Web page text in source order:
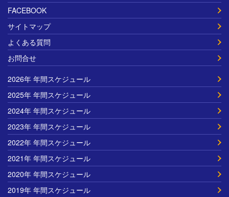
FACEBOOK
サイトマップ
よくある質問
お問合せ
2026年 年間スケジュール
2025年 年間スケジュール
2024年 年間スケジュール
2023年 年間スケジュール
2022年 年間スケジュール
2021年 年間スケジュール
2020年 年間スケジュール
2019年 年間スケジュール